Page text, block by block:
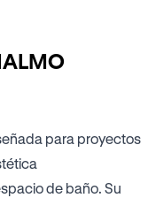
para proyectos
de baño. Su